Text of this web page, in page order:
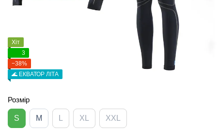
Хіт
3
−38%
🌊 ЕКВАТОР ЛІТА
Розмір
S M XL XXL